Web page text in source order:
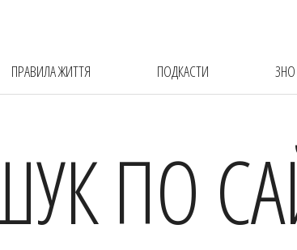
ПРАВИЛА ЖИТТЯ ПОДКАСТИ ЗНО
ПО